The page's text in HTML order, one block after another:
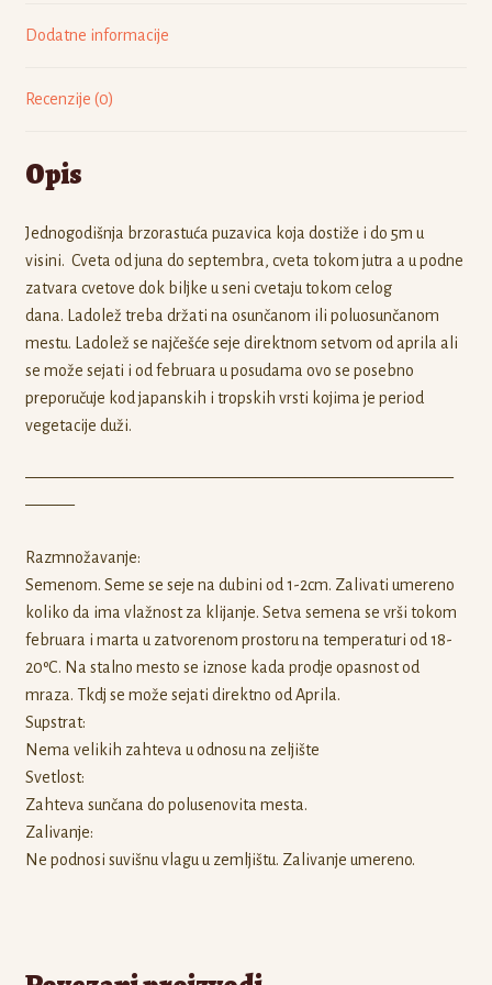
Dodatne informacije
Recenzije (0)
Opis
Jednogodišnja brzorastuća puzavica koja dostiže i do 5m u
visini. Cveta od juna do septembra, cveta tokom jutra a u podne
zatvara cvetove dok biljke u seni cvetaju tokom celog
dana. Ladolež treba držati na osunčanom ili poluosunčanom
mestu. Ladolež se najčešće seje direktnom setvom od aprila ali
se može sejati i od februara u posudama ovo se posebno
preporučuje kod japanskih i tropskih vrsti kojima je period
vegetacije duži.
——————————————————————————
———
Razmnožavanje:
Semenom. Seme se seje na dubini od 1-2cm. Zalivati umereno
koliko da ima vlažnost za klijanje. Setva semena se vrši tokom
februara i marta u zatvorenom prostoru na temperaturi od 18-
20ºС. Na stalno mesto se iznose kada prodje opasnost od
mraza. Tkdj se može sejati direktno od Aprila.
Supstrat:
Nema velikih zahteva u odnosu na zeljište
Svetlost:
Zahteva sunčana do polusenovita mesta.
Zalivanje:
Ne podnosi suvišnu vlagu u zemljištu. Zalivanje umereno.